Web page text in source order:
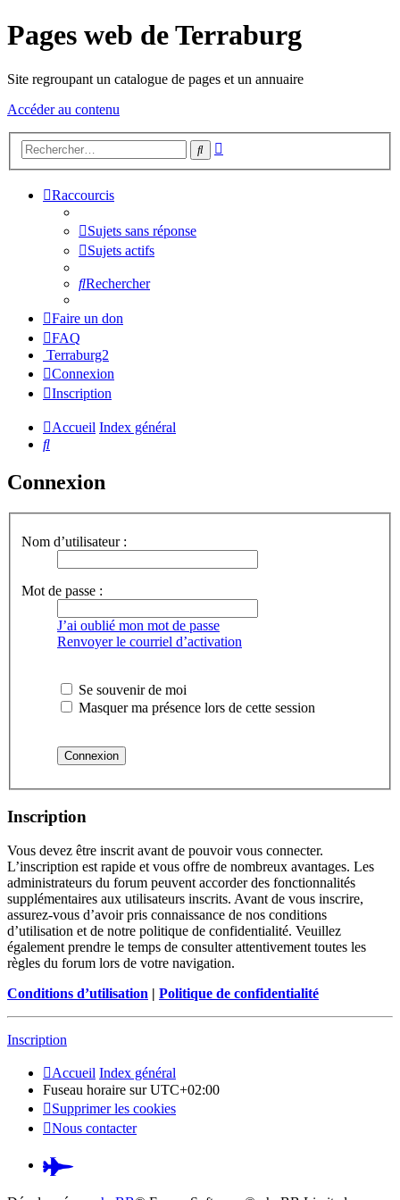
Pages web de Terraburg
Site regroupant un catalogue de pages et un annuaire
Accéder au contenu
Rechercher
Raccourcis
Sujets sans réponse
Sujets actifs
Rechercher
Faire un don
FAQ
Terraburg2
Connexion
Inscription
Accueil Index général
Rechercher
Connexion
Nom d’utilisateur :
Mot de passe :
J’ai oublié mon mot de passe
Renvoyer le courriel d’activation
Se souvenir de moi
Masquer ma présence lors de cette session
Inscription
Vous devez être inscrit avant de pouvoir vous connecter.
L’inscription est rapide et vous offre de nombreux avantages. Les
administrateurs du forum peuvent accorder des fonctionnalités
supplémentaires aux utilisateurs inscrits. Avant de vous inscrire,
assurez-vous d’avoir pris connaissance de nos conditions
d’utilisation et de notre politique de confidentialité. Veuillez
également prendre le temps de consulter attentivement toutes les
règles du forum lors de votre navigation.
Conditions d’utilisation | Politique de confidentialité
Inscription
Accueil Index général
Fuseau horaire surUTC+02:00
Supprimer les cookies
Nous contacter
Pardus.at
(S’ouvre